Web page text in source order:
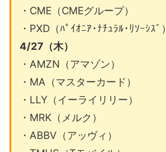
・CME（CMEグループ）
・PXD（ﾊﾟｲｵﾆｱ･ﾅﾁｭﾗﾙ･ﾘｿｰｼｽﾞ）
4/27（木）
・AMZN（アマゾン）
・MA（マスターカード）
・LLY（イーライリリー）
・MRK（メルク）
・ABBV（アッヴィ）